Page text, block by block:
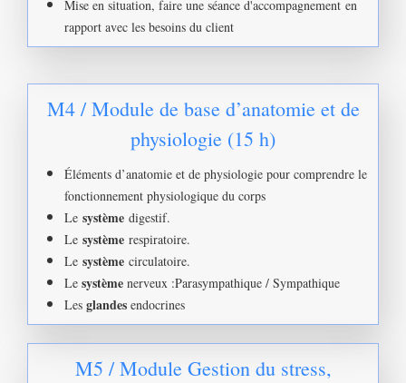
Mise en situation, faire une séance d'accompagnement en
rapport avec les besoins du client
M4 / Module de base d’anatomie et de
physiologie (15 h)
Éléments d’anatomie et de physiologie pour comprendre le
fonctionnement physiologique du corps
Le système digestif.
Le système respiratoire.
Le système circulatoire.
Le système nerveux :Parasympathique / Sympathique
Les glandes endocrines
M5 / Module Gestion du stress,